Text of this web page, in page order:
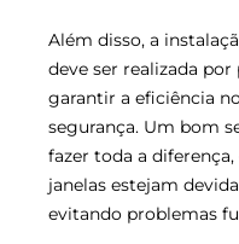
Além disso, a
deve ser realizada
garantir a eficiência
segurança. Um bom
fazer toda a
janelas estejam
evitando problemas